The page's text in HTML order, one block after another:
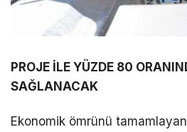
PROJE İLE YÜZDE 80
SAĞLANACAK
Ekonomik ömrünü tamamlayan